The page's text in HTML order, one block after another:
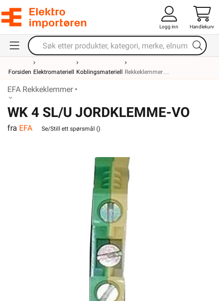
Logg inn Handlekurv
Forsiden Elektromateriell Koblingsmateriell Rekkeklemmer
EFA Rekkeklemmer •
WK 4 SL/U JORDKLEMME-VO
fra EFA Se/Still ett spørsmål ()